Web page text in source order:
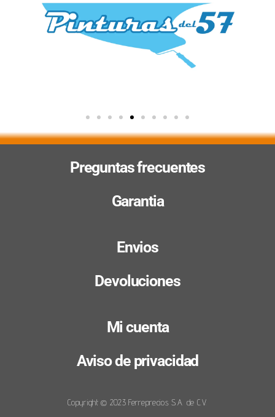
Preguntas frecuentes
Garantia
Envios
Devoluciones
Mi cuenta
Aviso de privacidad
Copyright © 2023 Ferreprecios S.A. de C.V.